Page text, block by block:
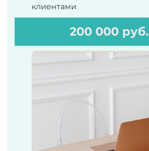
клиентами
200 000 руб.